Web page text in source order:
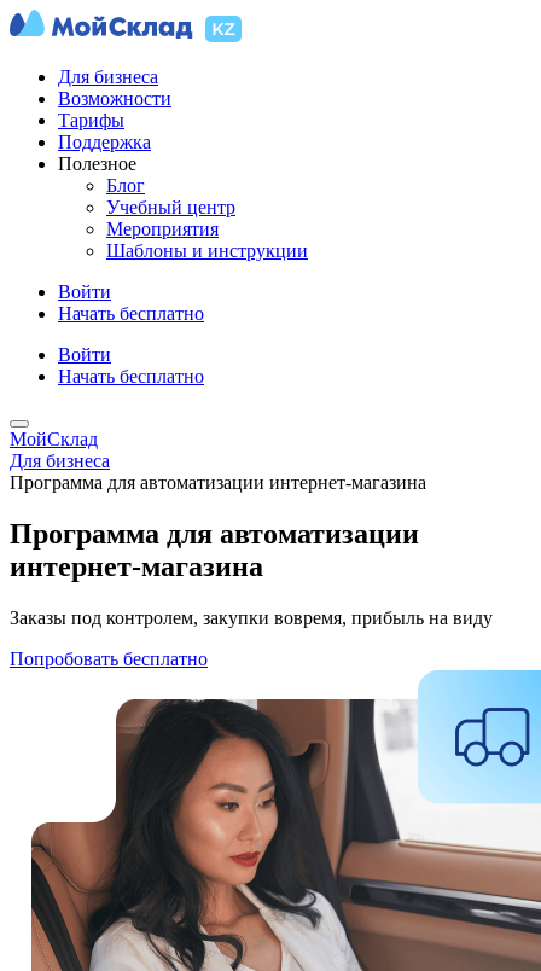
Для бизнеса
Возможности
Тарифы
Поддержка
Полезное
Блог
Учебный центр
Мероприятия
Шаблоны и инструкции
Войти
Начать бесплатно
Войти
Начать бесплатно
МойСклад
Для бизнеса
Программа для автоматизации интернет-магазина
Программа для автоматизации
интернет‑магазина
Заказы под контролем, закупки вовремя, прибыль на виду
Попробовать бесплатно